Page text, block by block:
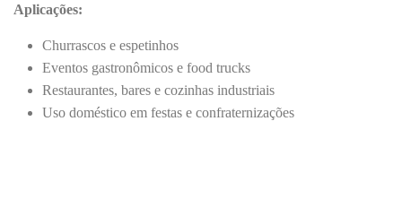
Aplicações:
Churrascos e espetinhos
Eventos gastronômicos e food trucks
Restaurantes, bares e cozinhas industriais
Uso doméstico em festas e confraternizações